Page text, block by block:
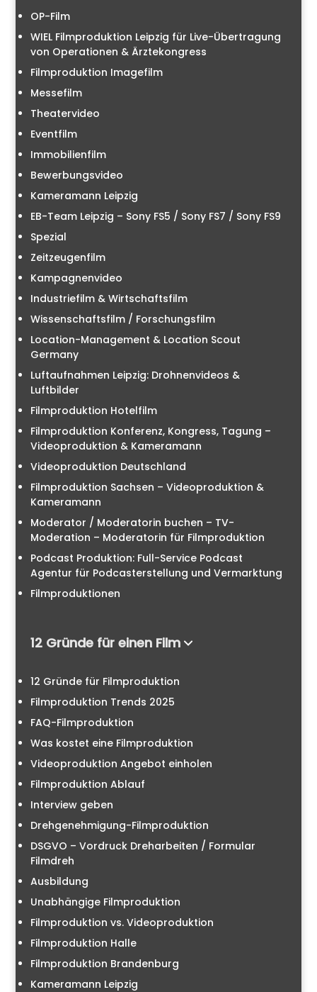
OP-Film
WIEL Filmproduktion Leipzig für Live-Übertragung
von Operationen & Ärztekongress
Filmproduktion Imagefilm
Messefilm
Theatervideo
Eventfilm
Immobilienfilm
Bewerbungsvideo
Kameramann Leipzig
EB-Team Leipzig – Sony FS5 / Sony FS7 / Sony FS9
Spezial
Zeitzeugenfilm
Kampagnenvideo
Industriefilm & Wirtschaftsfilm
Wissenschaftsfilm / Forschungsfilm
Location-Management & Location Scout
Germany
Luftaufnahmen Leipzig: Drohnenvideos &
Luftbilder
Filmproduktion Hotelfilm
Filmproduktion Konferenz, Kongress, Tagung –
Videoproduktion & Kameramann
Videoproduktion Deutschland
Filmproduktion Sachsen – Videoproduktion &
Kameramann
Moderator / Moderatorin buchen – TV-
Moderation – Moderatorin für Filmproduktion
Podcast Produktion: Full-Service Podcast
Agentur für Podcasterstellung und Vermarktung
Filmproduktionen
12 Gründe für einen Film
12 Gründe für Filmproduktion
Filmproduktion Trends 2025
FAQ-Filmproduktion
Was kostet eine Filmproduktion
Videoproduktion Angebot einholen
Filmproduktion Ablauf
Interview geben
Drehgenehmigung-Filmproduktion
DSGVO – Vordruck Dreharbeiten / Formular
Filmdreh
Ausbildung
Unabhängige Filmproduktion
Filmproduktion vs. Videoproduktion
Filmproduktion Halle
Filmproduktion Brandenburg
Kameramann Leipzig